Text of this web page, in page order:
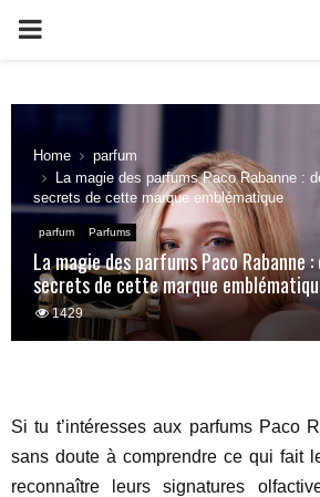
PRIMARY
Home
parfum
La magie des parfums Paco Rabanne :
secrets de cette marque emblématique
parfum Parfums
La magie des parfums Paco Rabanne
secrets de cette marque
1429
Si tu t’intéresses aux parfums Paco
sans doute à comprendre ce qui fait
reconnaître leurs signatures